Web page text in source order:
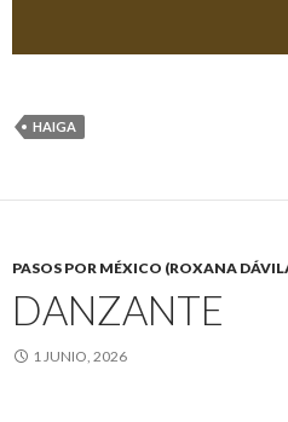
HAIGA
PASOS POR MÉXICO (ROXANA
DANZANTE
1 JUNIO, 2026